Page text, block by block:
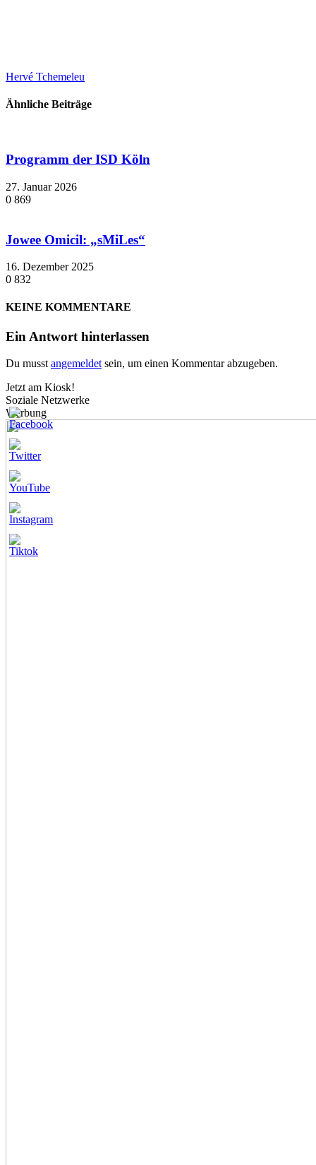
Hervé Tchemeleu
Ähnliche Beiträge
Programm der ISD Köln
27. Januar 2026
0 869
Jowee Omicil: „sMiLes“
16. Dezember 2025
0 832
KEINE KOMMENTARE
Ein Antwort hinterlassen
Du musstangemeldetsein, um einen Kommentar abzugeben.
Jetzt am Kiosk!
Soziale Netzwerke
Werbung